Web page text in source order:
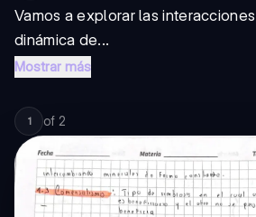
Vamos a explorar las
dinámica de...
Mostrar más
1 of 2